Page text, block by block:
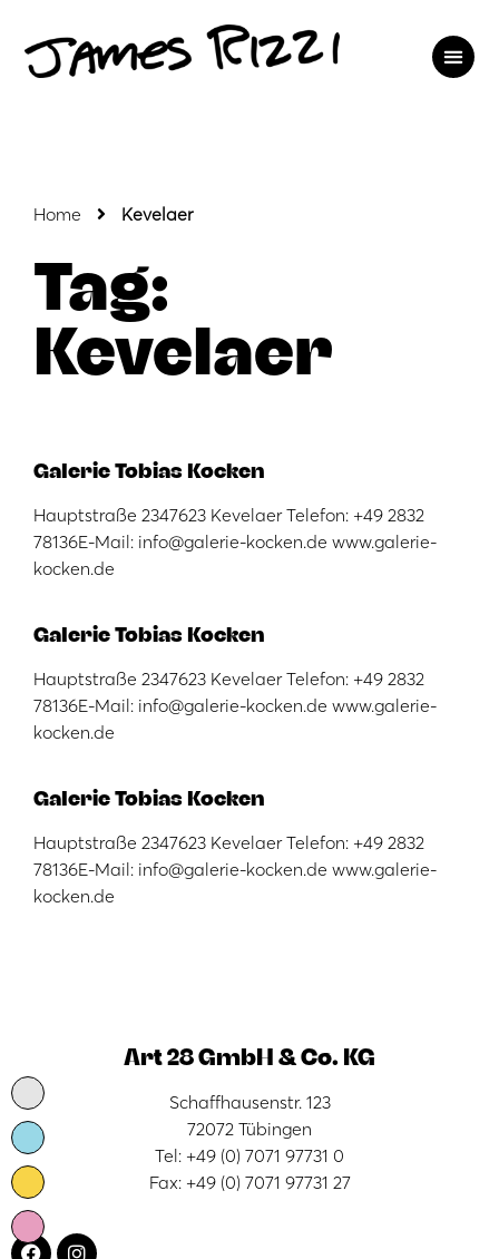
Home Kevelaer
Tag:
Kevelaer
Galerie Tobias Kocken
Hauptstraße 2347623 Kevelaer Telefon: +49 2832
78136E-Mail: info@galerie-kocken.de www.galerie-
kocken.de
Galerie Tobias Kocken
Hauptstraße 2347623 Kevelaer Telefon: +49 2832
78136E-Mail: info@galerie-kocken.de www.galerie-
kocken.de
Galerie Tobias Kocken
Hauptstraße 2347623 Kevelaer Telefon: +49 2832
78136E-Mail: info@galerie-kocken.de www.galerie-
kocken.de
Art 28 GmbH & Co. KG
Schaffhausenstr. 123
72072 Tübingen
Tel: +49 (0) 7071 97731 0
Fax: +49 (0) 7071 97731 27